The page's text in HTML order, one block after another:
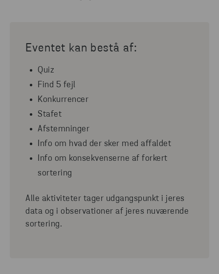
Eventet kan bestå af:
Quiz
Find 5 fejl
Konkurrencer
Stafet
Afstemninger
Info om hvad der sker med affaldet
Info om konsekvenserne af forkert
sortering​
Alle aktiviteter tager udgangspunkt i jeres
data og i observationer af jeres nuværende
sortering.